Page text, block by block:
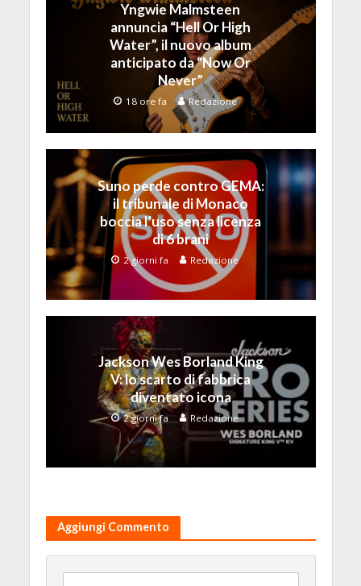
Yngwie Malmsteen
annuncia “Hell Or High
Water”, il nuovo album
anticipato da “Now Or
Never”
18 ore fa Redazione
Suno perde contro GEMA:
il tribunale di Monaco
boccia l’uso senza licenza
di 6 brani
2 giorni fa Redazione
Jackson Wes Borland King
V: lo scarto di fabbrica
diventato icona
2 giorni fa Redazione
Aggiungi Commento